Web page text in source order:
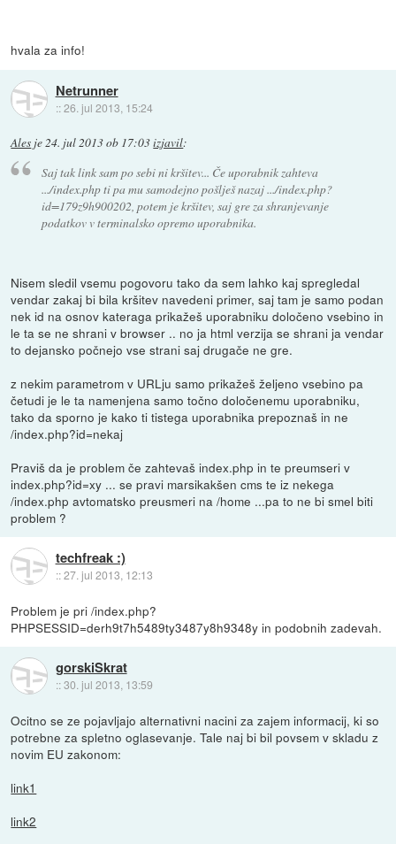
hvala za info!
Netrunner
::26. jul 2013, 15:24
Ales je24. jul 2013 ob 17:03izjavil:
Saj tak link sam po sebi ni kršitev... Če uporabnik zahteva
.../index.php ti pa mu samodejno pošlješ nazaj .../index.php?
id=179z9h900202, potem je kršitev, saj gre za shranjevanje
podatkov v terminalsko opremo uporabnika.
Nisem sledil vsemu pogovoru tako da sem lahko kaj spregledal
vendar zakaj bi bila kršitev navedeni primer, saj tam je samo podan
nek id na osnov kateraga prikažeš uporabniku določeno vsebino in
le ta se ne shrani v browser .. no ja html verzija se shrani ja vendar
to dejansko počnejo vse strani saj drugače ne gre.
z nekim parametrom v URLju samo prikažeš željeno vsebino pa
četudi je le ta namenjena samo točno določenemu uporabniku,
tako da sporno je kako ti tistega uporabnika prepoznaš in ne
/index.php?id=nekaj
Praviš da je problem če zahtevaš index.php in te preumseri v
index.php?id=xy ... se pravi marsikakšen cms te iz nekega
/index.php avtomatsko preusmeri na /home ...pa to ne bi smel biti
problem ?
techfreak :)
::27. jul 2013, 12:13
Problem je pri /index.php?
PHPSESSID=derh9t7h5489ty3487y8h9348y in podobnih zadevah.
gorskiSkrat
::30. jul 2013, 13:59
Ocitno se ze pojavljajo alternativni nacini za zajem informacij, ki so
potrebne za spletno oglasevanje. Tale naj bi bil povsem v skladu z
novim EU zakonom:
link1
link2